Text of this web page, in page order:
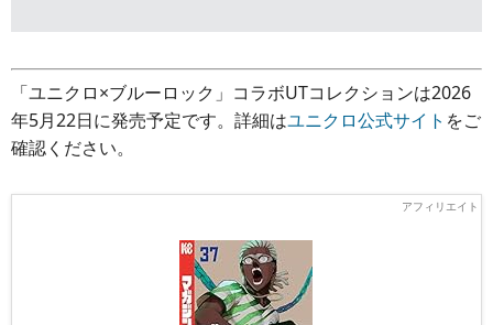
「ユニクロ×ブルーロック」コラボUTコレクションは2026
年5月22日に発売予定です。詳細はユニクロ公式サイト をご
確認ください。